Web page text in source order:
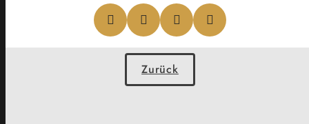
Zurück